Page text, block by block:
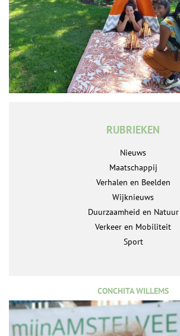
RUBRIEKEN
Nieuws
Maatschappij
Verhalen en Beelden
Wijknieuws
Duurzaamheid en Natuur
Verkeer en Mobiliteit
Sport
CONCHITA WILLEMS